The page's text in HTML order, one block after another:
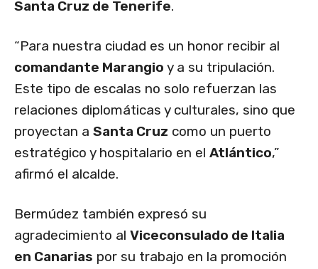
Santa Cruz de Tenerife.
“Para nuestra ciudad es un honor recibir al
comandante Marangio y a su tripulación.
Este tipo de escalas no solo refuerzan las
relaciones diplomáticas y culturales, sino que
proyectan a Santa Cruz como un puerto
estratégico y hospitalario en el Atlántico,”
afirmó el alcalde.
Bermúdez también expresó su
agradecimiento al Viceconsulado de Italia
en Canarias por su trabajo en la promoción